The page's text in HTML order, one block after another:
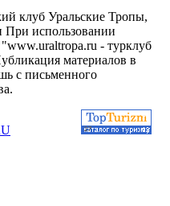
клуб Уральские Тропы,
использовании
"www.uraltropa.ru - турклуб
материалов в
с письменного